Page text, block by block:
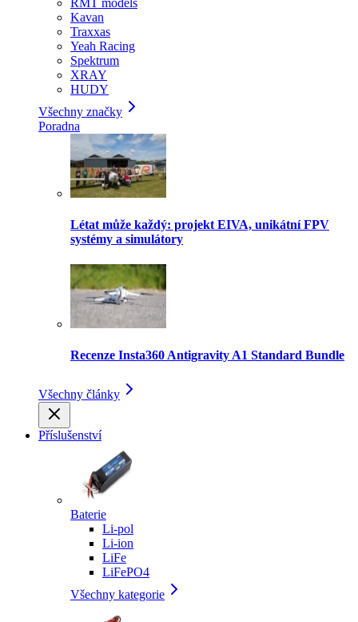
RMT models
Kavan
Traxxas
Yeah Racing
Spektrum
XRAY
HUDY
Všechny značky
Poradna
Létat může každý: projekt EIVA, unikátní FPV
systémy a simulátory
Recenze Insta360 Antigravity A1 Standard Bundle
Všechny články
Příslušenství
Baterie
Li-pol
Li-ion
LiFe
LiFePO4
Všechny kategorie